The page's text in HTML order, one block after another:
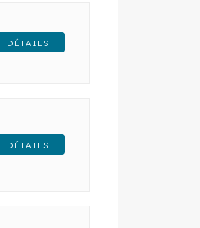
DÉTAILS
DÉTAILS